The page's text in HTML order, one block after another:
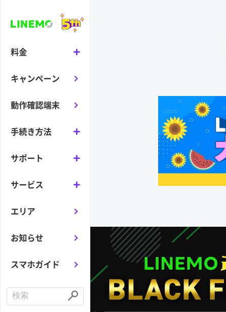
料金
キャンペーン
動作確認端末
手続き方法
サポート
サービス
エリア
お知らせ
スマホガイド
n
S
u